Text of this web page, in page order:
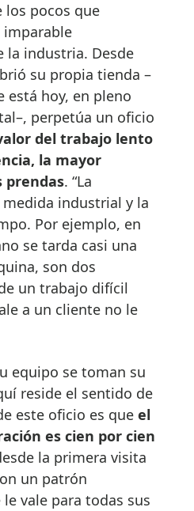
los pocos que
imparable
la industria. Desde
su propia tienda –
está hoy, en pleno
perpetúa un oficio
del trabajo lento
la mayor
prendas. “La
industrial y la
Por ejemplo, en
se tarda casi una
son dos
un trabajo difícil
a un cliente no le
equipo se toman su
reside el sentido de
este oficio es que el
es cien por cien
la primera visita
un patrón
vale para todas sus